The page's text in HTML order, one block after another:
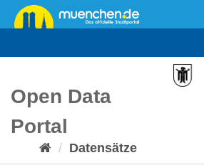
Überspringen
zum
Open Data
Portal
Datensätze